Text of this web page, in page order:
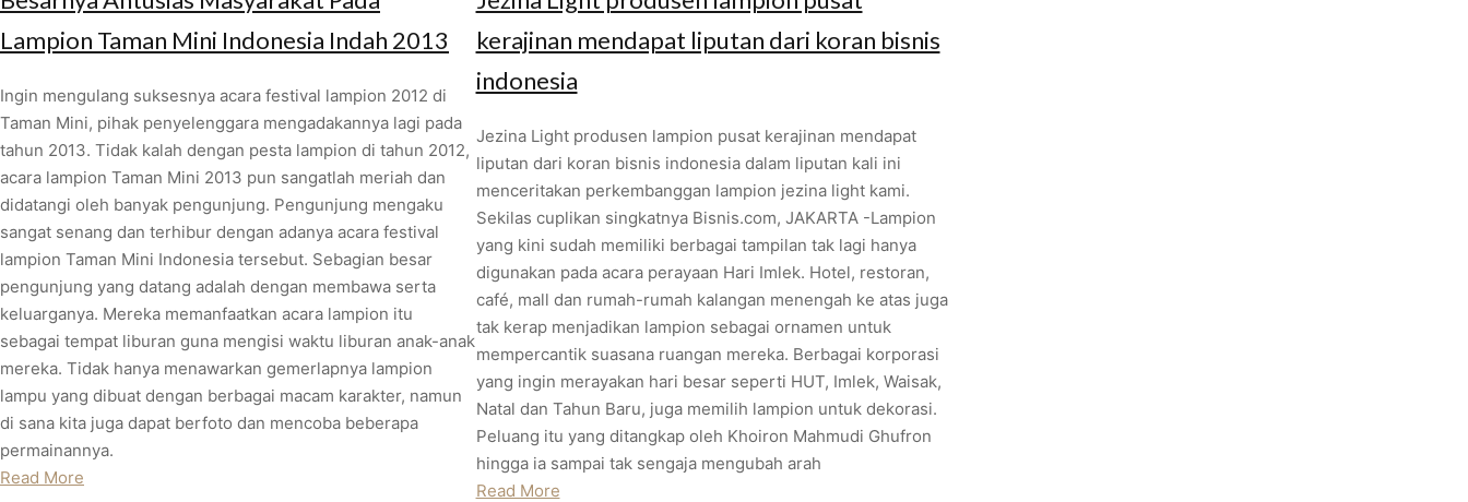
Lampion Taman Mini Indonesia Indah 2013
Ingin mengulang suksesnya acara festival lampion 2012 di
Taman Mini, pihak penyelenggara mengadakannya lagi pada
tahun 2013. Tidak kalah dengan pesta lampion di tahun 2012,
acara lampion Taman Mini 2013 pun sangatlah meriah dan
didatangi oleh banyak pengunjung. Pengunjung mengaku
sangat senang dan terhibur dengan adanya acara festival
lampion Taman Mini Indonesia tersebut. Sebagian besar
pengunjung yang datang adalah dengan membawa serta
keluarganya. Mereka memanfaatkan acara lampion itu
sebagai tempat liburan guna mengisi waktu liburan anak-anak
mereka. Tidak hanya menawarkan gemerlapnya lampion
lampu yang dibuat dengan berbagai macam karakter, namun
di sana kita juga dapat berfoto dan mencoba beberapa
permainannya.
Read More
kerajinan mendapat liputan dari koran bisnis
indonesia
Jezina Light produsen lampion pusat kerajinan mendapat
liputan dari koran bisnis indonesia dalam liputan kali ini
menceritakan perkembanggan lampion jezina light kami.
Sekilas cuplikan singkatnya Bisnis.com, JAKARTA -Lampion
yang kini sudah memiliki berbagai tampilan tak lagi hanya
digunakan pada acara perayaan Hari Imlek. Hotel, restoran,
café, mall dan rumah-rumah kalangan menengah ke atas juga
tak kerap menjadikan lampion sebagai ornamen untuk
mempercantik suasana ruangan mereka. Berbagai korporasi
yang ingin merayakan hari besar seperti HUT, Imlek, Waisak,
Natal dan Tahun Baru, juga memilih lampion untuk dekorasi.
Peluang itu yang ditangkap oleh Khoiron Mahmudi Ghufron
hingga ia sampai tak sengaja mengubah arah
Read More